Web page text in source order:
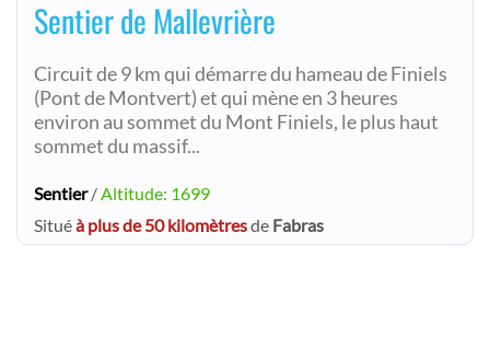
Sentier de Mallevrière
Circuit de 9 km qui démarre du hameau de Finiels
(Pont de Montvert) et qui mène en 3 heures
environ au sommet du Mont Finiels, le plus haut
sommet du massif...
Sentier/ Altitude: 1699
Situéà plus de 50 kilomètresde Fabras